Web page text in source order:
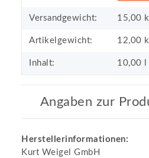
Versandgewicht: 15,00
Artikelgewicht: 12,00
Inhalt: 10,00 l
Angaben zur
Herstellerinformationen:
Kurt Weigel GmbH